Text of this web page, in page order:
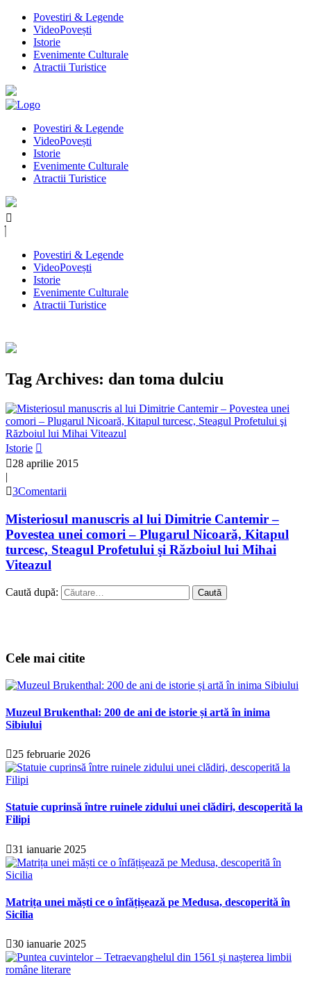
Povestiri & Legende
VideoPovești
Istorie
Evenimente Culturale
Atractii Turistice
Povestiri & Legende
VideoPovești
Istorie
Evenimente Culturale
Atractii Turistice
Povestiri & Legende
VideoPovești
Istorie
Evenimente Culturale
Atractii Turistice
Tag Archives: dan toma dulciu
Istorie
28 aprilie 2015
|
3Comentarii
Misteriosul manuscris al lui Dimitrie Cantemir –
Povestea unei comori – Plugarul Nicoară, Kitapul
turcesc, Steagul Profetului şi Războiul lui Mihai
Viteazul
Caută după:
Cele mai citite
Muzeul Brukenthal: 200 de ani de istorie și artă în inima
Sibiului
25 februarie 2026
Statuie cuprinsă între ruinele zidului unei clădiri, descoperită la
Filipi
31 ianuarie 2025
Matrița unei măști ce o înfățișează pe Medusa, descoperită în
Sicilia
30 ianuarie 2025